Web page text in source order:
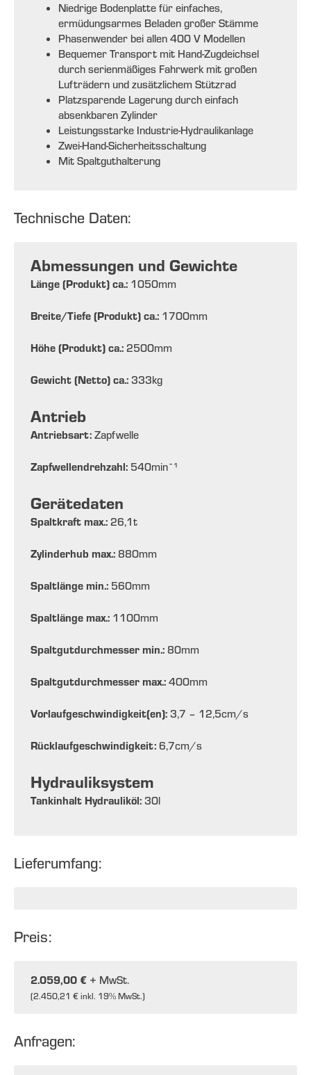
Niedrige Bodenplatte für einfaches,
ermüdungsarmes Beladen großer Stämme
Phasenwender bei allen 400 V Modellen
Bequemer Transport mit Hand-Zugdeichsel
durch serienmäßiges Fahrwerk mit großen
Lufträdern und zusätzlichem Stützrad
Platzsparende Lagerung durch einfach
absenkbaren Zylinder
Leistungsstarke Industrie-Hydraulikanlage
Zwei-Hand-Sicherheitsschaltung
Mit Spaltguthalterung
Technische Daten:
Abmessungen und Gewichte
Länge (Produkt) ca.: 1050mm
Breite/Tiefe (Produkt) ca.: 1700mm
Höhe (Produkt) ca.: 2500mm
Gewicht (Netto) ca.: 333kg
Antrieb
Antriebsart: Zapfwelle
Zapfwellendrehzahl: 540min¯¹
Gerätedaten
Spaltkraft max.: 26,1t
Zylinderhub max.: 880mm
Spaltlänge min.: 560mm
Spaltlänge max.: 1100mm
Spaltgutdurchmesser min.: 80mm
Spaltgutdurchmesser max.: 400mm
Vorlaufgeschwindigkeit(en): 3,7 – 12,5cm/s
Rücklaufgeschwindigkeit: 6,7cm/s
Hydrauliksystem
Tankinhalt Hydrauliköl: 30l
Lieferumfang:
Preis:
2.059,00 € + MwSt.
(2.450,21 €inkl. 19% MwSt.)
Anfragen: